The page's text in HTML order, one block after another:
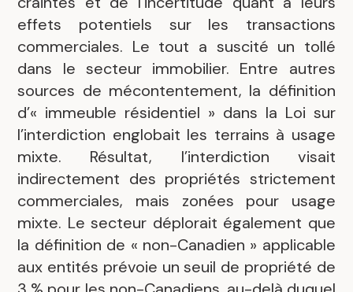
effets potentiels sur les transactions
commerciales. Le tout a suscité un tollé
dans le secteur immobilier. Entre autres
sources de mécontentement, la définition
d’« immeuble résidentiel » dans la Loi sur
l’interdiction englobait les terrains à usage
mixte. Résultat, l’interdiction visait
indirectement des propriétés strictement
commerciales, mais zonées pour usage
mixte. Le secteur déplorait également que
la définition de « non-Canadien » applicable
aux entités prévoie un seuil de propriété de